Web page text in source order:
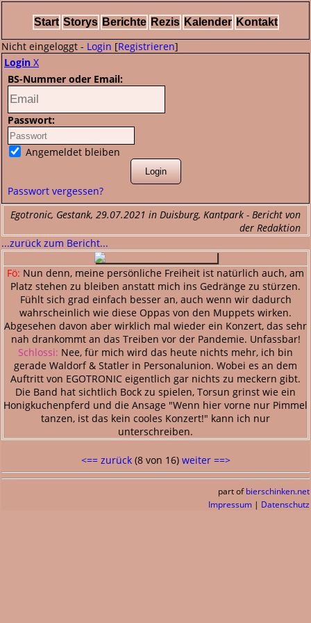
Start Storys Berichte Rezis Kalender Kontakt
Nicht eingeloggt - Login [Registrieren]
Login X
BS-Nummer oder Email:
Passwort:
Angemeldet bleiben
Passwort vergessen?
Egotronic, Gestank, 29.07.2021 in Duisburg, Kantpark - Bericht von
der Redaktion
...zurück zum Bericht...
Fö: Nun denn, meine persönliche Freiheit ist natürlich auch, am
Platz stehen zu bleiben anstatt mich ins Gedränge zu stürzen.
Fühlt sich grad einfach besser an, auch wenn wir dadurch
wahrscheinlich wie diese Oppas von den Muppets wirken.
Abgesehen davon aber wirklich mal wieder ein Konzert, das sehr
nah drankommt an das Treiben vor der Pandemie. Unfassbar!
Schlossi: Nee, für mich wird das heute nichts mehr, ich bin
gerade Waldorf & Statler in Personalunion. Wobei es an dem
Auftritt von EGOTRONIC eigentlich gar nichts zu meckern gibt.
Die Band hat sichtlich Bock zu spielen, Torsun grinst wie ein
Honigkuchenpferd und die Ansage "Wenn hier vorne nur Pimmel
tanzen, ist das kein cooles Konzert!" kann ich nur
unterschreiben.
<== zurück(8 von 16) weiter ==>
part of bierschinken.net
Impressum | Datenschutz